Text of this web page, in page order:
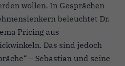
wollen. In Gesprächen
beleuchtet Dr.
Pricing aus
Das sind jedoch
– Sebastian und seine